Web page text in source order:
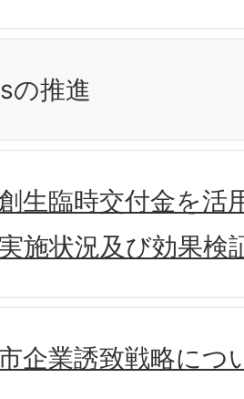
の推進
生臨時交付金を活
施状況及び効果検
企業誘致戦略につ